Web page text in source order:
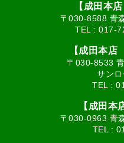
【成田本
〒030-8588 青
TEL : 017-
【成田本
〒030-8533
サン
TEL :
【成田本
〒030-0963 青
TEL :